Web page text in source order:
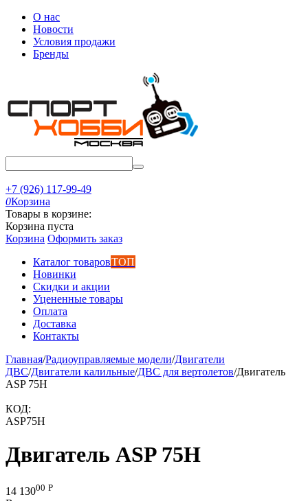
О нас
Новости
Условия продажи
Бренды
+7 (926) 117-99-49
0Корзина
Товары в корзине:
Корзина пуста
Корзина Оформить заказ
Каталог товаровТОП
Новинки
Скидки и акции
Уцененные товары
Оплата
Доставка
Контакты
Главная/Радиоуправляемые модели/Двигатели
ДВС/Двигатели калильные/ДВС для вертолетов/Двигатель
ASP 75H
КОД:
ASP75H
Двигатель ASP 75H
14 13000 Р